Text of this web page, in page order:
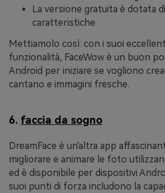
La versione gratuita è dotata
caratteristiche
Mettiamolo così: con i suoi
funzionalità, FaceWow è un buon
Android per iniziare se vogliono
cantano e immagini fresche.
6. faccia da sogno
DreamFace è un'altra app
migliorare e animare le foto
ed è disponibile per dispositivi
suoi punti di forza includono la